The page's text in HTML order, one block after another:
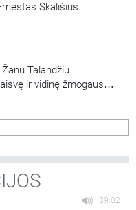
Skališius.
Talandžiu
ir vidinę žmogaus
pokalbis gatvėje su
su taksistu „Gyvųjų
39:02